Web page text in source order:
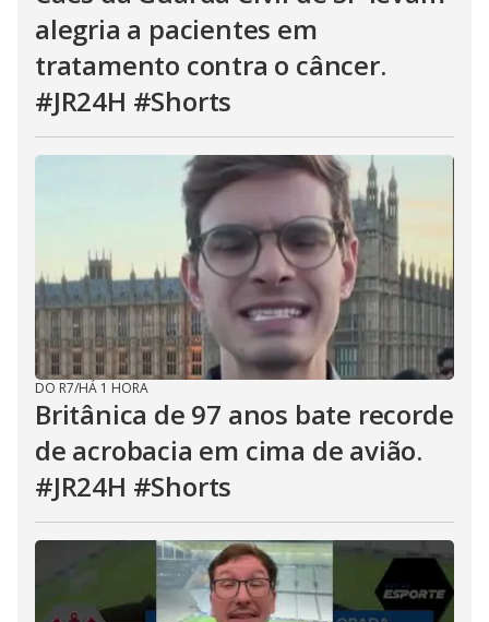
alegria a pacientes em
tratamento contra o câncer.
#JR24H #Shorts
DO R7/HÁ 1 HORA
Britânica de 97 anos bate recorde
de acrobacia em cima de avião.
#JR24H #Shorts